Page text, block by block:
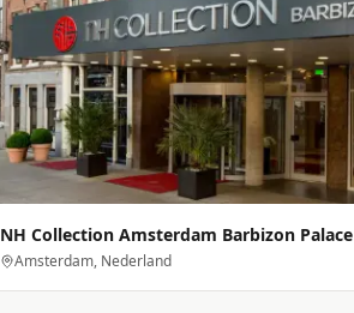
NH Collection Amsterdam Barbizon Palace
Amsterdam, Nederland